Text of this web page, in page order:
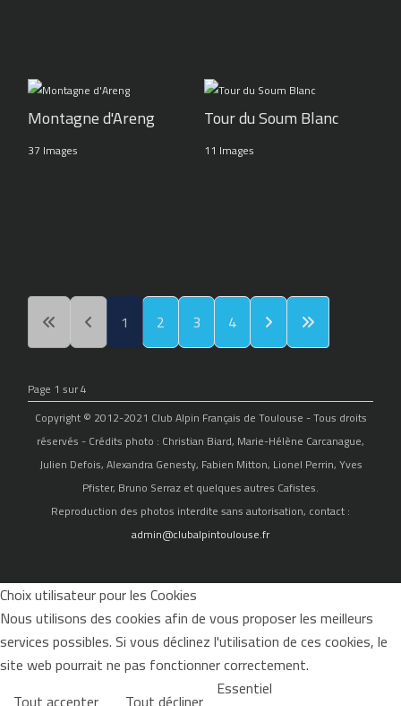
Montagne d'Areng
37 Images
Tour du Soum Blanc
11 Images
1 2 3 4
Page 1 sur 4
Copyright © 2012-2021 Club Alpin Français de Toulouse - Tous droits
réservés - Crédits photo : Christian Biard, Marie-Hélène Carcanague,
Julien Defois, Alexandra Genesty, Fabien Mitton, Lionel Perrin, Yves
Pfister, Bruno Serraz et quelques autres Cafistes.
Reproduction des photos interdite sans autorisation, contact :
admin@clubalpintoulouse.fr
Choix utilisateur pour les Cookies
Nous utilisons des cookies afin de vous proposer les meilleurs
services possibles. Si vous déclinez l'utilisation de ces cookies, le
site web pourrait ne pas fonctionner correctement.
Essentiel